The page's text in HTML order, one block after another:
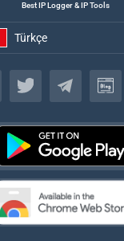
Best IP Logger & IP Tools
Türkçe
Türkçe